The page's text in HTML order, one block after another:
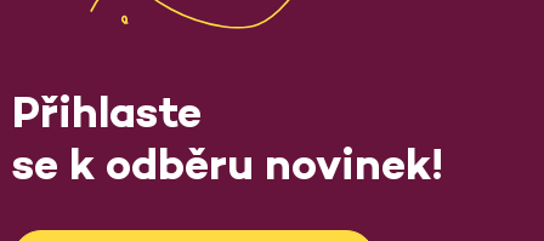
Přihlaste
se k odběru novinek!